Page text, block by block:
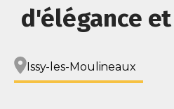
d'élégance
Issy-les-Moulineaux